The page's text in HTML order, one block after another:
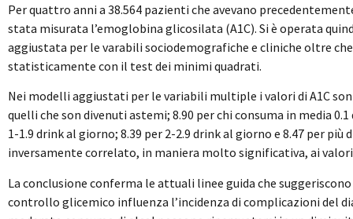
Per quattro anni a 38.564 pazienti che avevano
stata misurata l’emoglobina glicosilata (A1C). Si è operata
aggiustata per le varabili sociodemografiche e cliniche oltre
statisticamente con il test dei minimi quadrati.
Nei modelli aggiustati per le variabili multiple i valori di A1C
quelli che son divenuti astemi; 8.90 per chi consuma in media
1-1.9 drink al giorno; 8.39 per 2-2.9 drink al giorno e 8.47 per
inversamente correlato, in maniera molto significativa, ai valori
La conclusione conferma le attuali linee guida che
controllo glicemico influenza l’incidenza di complicazioni del